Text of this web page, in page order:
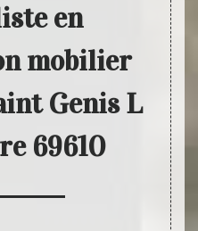
en
mobilier
Genis L
69610